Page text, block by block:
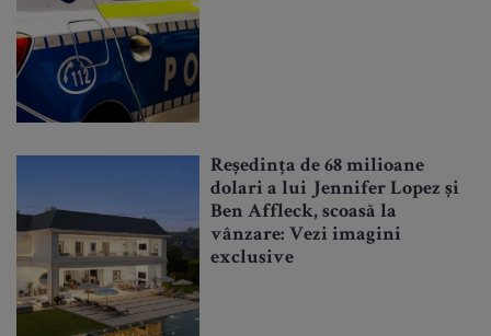
Reședința de 68 milioane
dolari a lui Jennifer Lopez și
Ben Affleck, scoasă la
vânzare: Vezi imagini
exclusive